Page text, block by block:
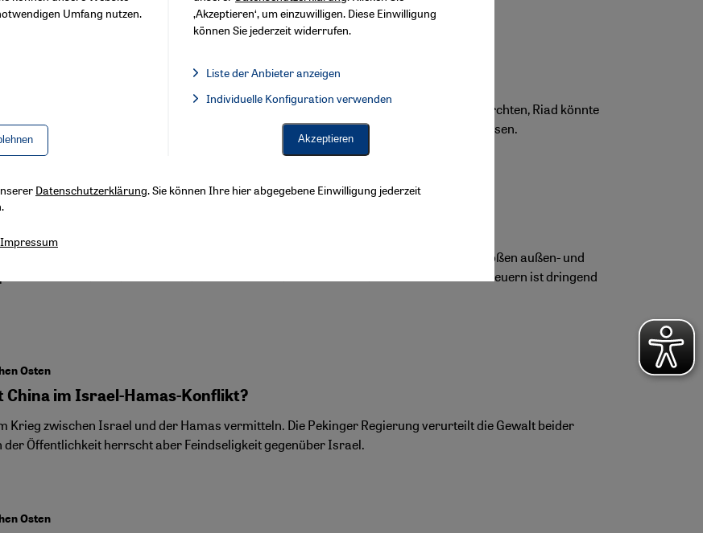
in greifbarer Nähe?
wollen im Bereich der zivilen Kernenergie zusammenarbeiten. Beobachter fürchten, Riad könnte
Atomprogramm vorantreiben - und damit ein Wettrüsten in der Region auslösen.
Bundesregierung zum Gaza-Krieg
Kritik der Bundesregierung an der israelischen Kriegsführung in Gaza richtet großen außen- und
Schaden an und schwächt die Demokratie in Deutschland und weltweit. Umsteuern ist dringend
Osten
China im Israel-Hamas-Konflikt?
Krieg zwischen Israel und der Hamas vermitteln. Die Pekinger Regierung verurteilt die Gewalt beider
der Öffentlichkeit herrscht aber Feindseligkeit gegenüber Israel.
Osten
Umfang nutzen.
‚Akzeptieren‘, um einzuwilligen. Diese Einwilligung
können Sie jederzeit widerrufen.
Liste der Anbieter anzeigen
Facebook Embed / Facebook Connect, Google Maps Embed, Google Tag Manager, Instagram Embed,
Individuelle Konfiguration verwenden
Akzeptieren
Datenschutzerklärung. Sie können Ihre hier abgegebene Einwilligung jederzeit
Impressum